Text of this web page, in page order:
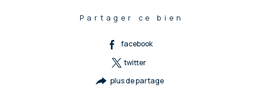
Partager ce bien
facebook
twitter
plus de partage